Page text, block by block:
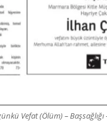
Vefat (Ölüm) –